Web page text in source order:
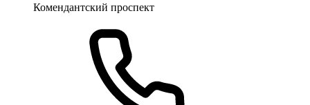
Комендантский проспект